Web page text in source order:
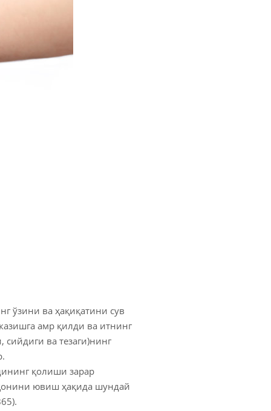
ўзини ва ҳақиқатини сув
амр қилди ва итнинг
ва тезаги)нинг
қолиши зарар
ювиш ҳақида шундай